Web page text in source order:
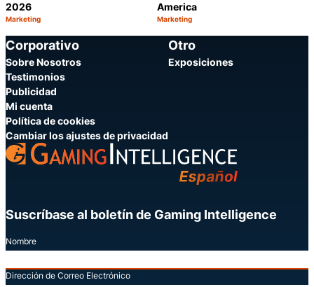
2026
Categoría:
Marketing
Compartir
America
Categoría:
Marketing
Corporativo
Sobre Nosotros
Testimonios
Publicidad
Mi cuenta
Política de cookies
Cambiar los ajustes de privacidad
Otro
Exposiciones
Suscríbase al boletín de Gaming Intelligence
Nombre
Dirección de Correo Electrónico